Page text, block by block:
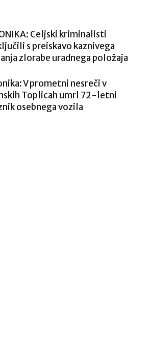
Celjski kriminalisti
s preiskavo kaznivega
zlorabe uradnega položaja
V prometni nesreči v
Toplicah umrl 72-letni
osebnega vozila